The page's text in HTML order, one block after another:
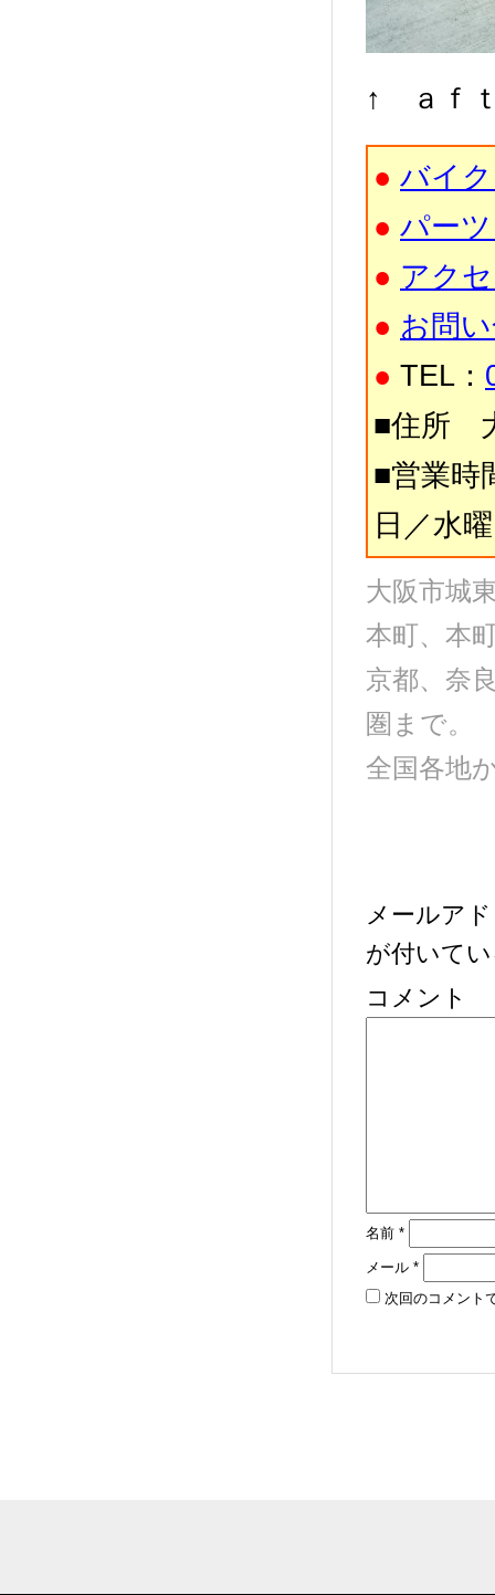
↑ ａｆ
● バイ
● パー
● アク
● お問
● TEL：
■住所
■営業時
日／水
大阪市城
本町、本
京都、奈
圏まで。
全国各地
メールア
が付いて
コメント
名前 *
メール *
次回のコメント